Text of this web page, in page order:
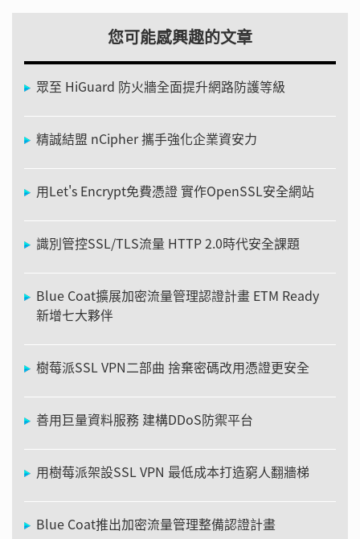
您可能感興趣的文章
眾至 HiGuard 防火牆全面提升網路防護等級
精誠結盟 nCipher 攜手強化企業資安力
用Let's Encrypt免費憑證 實作OpenSSL安全網站
識別管控SSL/TLS流量 HTTP 2.0時代安全課題
Blue Coat擴展加密流量管理認證計畫 ETM Ready
新增七大夥伴
樹莓派SSL VPN二部曲 捨棄密碼改用憑證更安全
善用巨量資料服務 建構DDoS防禦平台
用樹莓派架設SSL VPN 最低成本打造窮人翻牆梯
Blue Coat推出加密流量管理整備認證計畫